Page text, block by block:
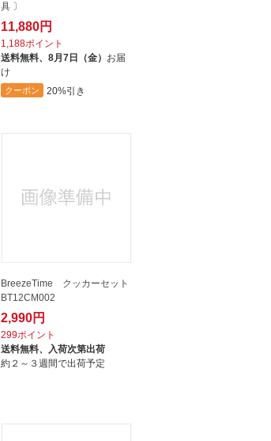
具 〕
11,880円
1,188ポイント
送料無料、 8月7日（金） お届
け
クーポン 20%引き
BreezeTime クッカーセット
BT12CM002
2,990円
299ポイント
送料無料、
入荷次第出荷
約２～３週間で出荷予定